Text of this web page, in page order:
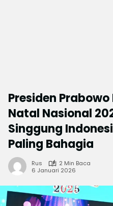
Presiden
Natal Nasional
Singgung
Paling Bahagia
Rus
2 Min Baca
6 Januari 2026